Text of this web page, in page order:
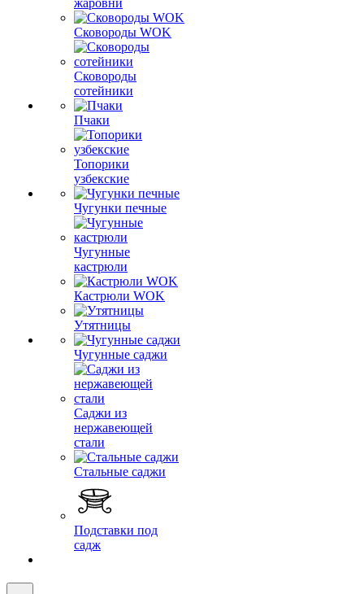
жаровни
Сковороды WOK
Сковороды
сотейники
Пчаки
Топорики
узбекские
Чугунки печные
Чугунные
кастрюли
Кастрюли WOK
Утятницы
Чугунные саджи
Саджи из
нержавеющей
стали
Стальные саджи
Подставки под
садж